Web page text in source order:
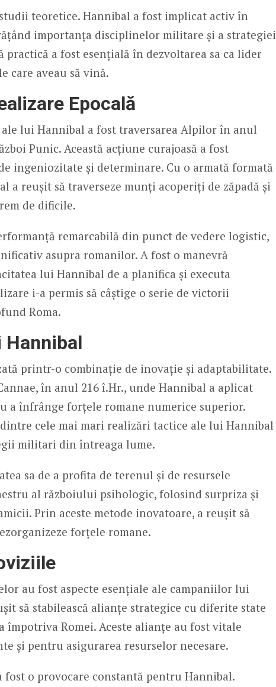
teoretice. Hannibal a fost implicat activ în
importanța disciplinelor militare și a strategiei
practică a fost esențială în dezvoltarea sa ca lider
care aveau să vină.
Epocală
lui Hannibal a fost traversarea Alpilor în anul
Punic. Această acțiune curajoasă a fost
ingeniozitate și determinare. Cu o armată formată
a reușit să traverseze munți acoperiți de zăpadă și
de dificile.
remarcabilă din punct de vedere logistic,
asupra romanilor. A fost o manevră
lui Hannibal de a planifica și executa
i-a permis să câștige o serie de victorii
Roma.
printr-o combinație de inovație și adaptabilitate.
în anul 216 î.Hr., unde Hannibal a aplicat
a înfrânge forțele romane numerice superior.
cele mai mari realizări tactice ale lui Hannibal
militari din întreaga lume.
sa de a profita de terenul și de resursele
al războiului psihologic, folosind surpriza și
Prin aceste metode inovatoare, a reușit să
forțele romane.
au fost aspecte esențiale ale campaniilor lui
să stabilească alianțe strategice cu diferite state
Romei. Aceste alianțe au fost vitale
și pentru asigurarea resurselor necesare.
fost o provocare constantă pentru Hannibal.